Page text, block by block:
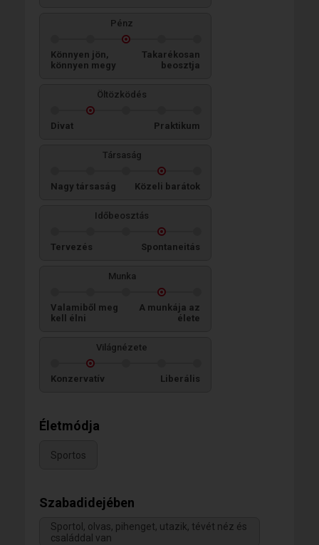
Pénz
Könnyen jön,
könnyen megy
Takarékosan
beosztja
Öltözködés
Divat Praktikum
Társaság
Nagy társaság Közeli barátok
Időbeosztás
Tervezés Spontaneitás
Munka
Valamiből meg
kell élni
A munkája az
élete
Világnézete
Konzervatív Liberális
Életmódja
Sportos
Szabadidejében
Sportol, olvas, pihenget, utazik, tévét néz és
családdal van